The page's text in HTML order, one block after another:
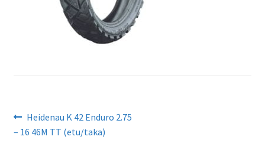
Artikkelien
selaus
Edellinen
artikkeli
Heidenau K 42 Enduro 2.75
– 16 46M TT (etu/taka)